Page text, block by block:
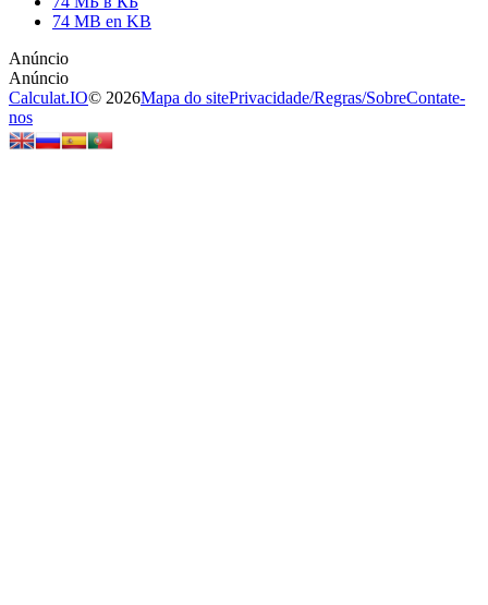
74 MB en KB
Calculat.IO© 2026Mapa do sitePrivacidade/Regras/SobreContate-
nos